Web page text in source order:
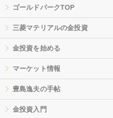
ゴールドパークTOP
三菱マテリアルの金投資
金投資を始める
マーケット情報
豊島逸夫の手帖
金投資入門